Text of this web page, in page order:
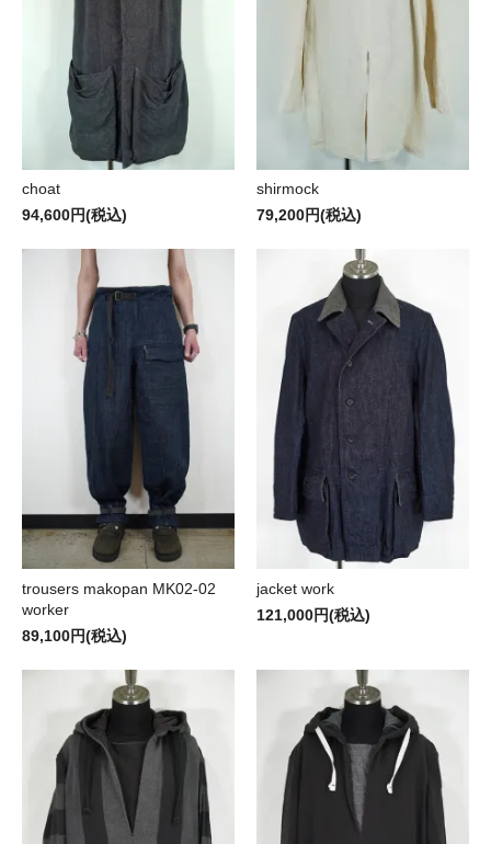
choat
94,600円(税込)
shirmock
79,200円(税込)
trousers makopan MK02-02
worker
89,100円(税込)
jacket work
121,000円(税込)